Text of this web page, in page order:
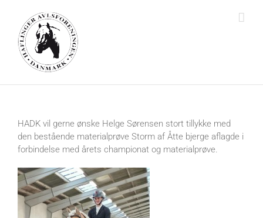
content
HADK vil gerne ønske Helge Sørensen stort tillykke med
den bestående materialprøve Storm af Åtte bjerge aflagde i
forbindelse med årets championat og materialprøve.